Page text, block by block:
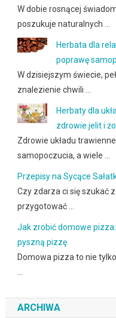
W dobie rosnącej
poszukuje naturalnych …
Herbata dla
poprawę
W dzisiejszym świecie,
znalezienie chwili …
Herbaty dla
zdrowie jelit i
Zdrowie układu
samopoczucia, a wiele …
Przepisy na Sycące
Czy zdarza ci się szukać
przygotować …
Jak zrobić domowe
pyszną pizzę
Domowa pizza to nie
ARCHIWA